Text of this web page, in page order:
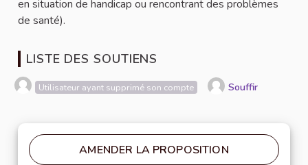
en situation de handicap ou rencontrant des problèmes
de santé).
LISTE DES SOUTIENS
Utilisateur ayant supprimé son compte Souffir
AMENDER LA PROPOSITION